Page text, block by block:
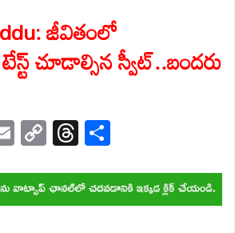
జీవితంలో
చూడాల్సిన స్వీట్..బందరు
E
m
ail
C
o
p
y
T
hr
e
a
ar
e